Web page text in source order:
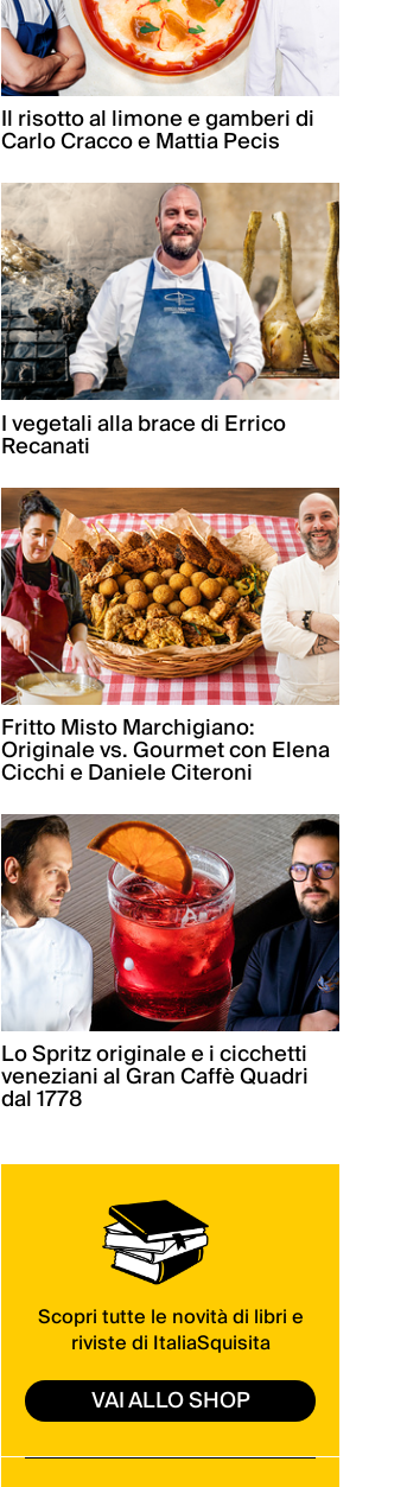
Il risotto al limone e gamberi di
Carlo Cracco e Mattia Pecis
I vegetali alla brace di Errico
Recanati
Fritto Misto Marchigiano:
Originale vs. Gourmet con Elena
Cicchi e Daniele Citeroni
Lo Spritz originale e i cicchetti
veneziani al Gran Caffè Quadri
dal 1778
Scopri tutte le novità di libri e
riviste di ItaliaSquisita
VAI ALLO SHOP